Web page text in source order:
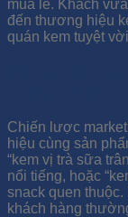
mua lẻ. Khách
đến thương hiệu
quán kem tuyệt
Chiến lược
hiệu cùng sản
“kem vị trà sữa
nổi tiếng, hoặc
snack quen
khách hàng